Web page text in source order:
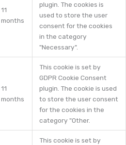
11
months
plugin. The cookies is
used to store the user
consent for the cookies
in the category
"Necessary".
11
months
This cookie is set by
GDPR Cookie Consent
plugin. The cookie is used
to store the user consent
for the cookies in the
category "Other.
This cookie is set by